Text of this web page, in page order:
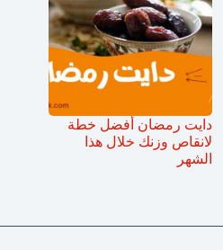
دايت رمضان أفضل خطة
لانقاص وزنك خلال هذا
الشهر